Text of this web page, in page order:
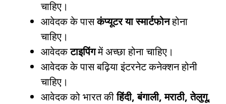
चाहिए।
आवेदक के पासकंप्यूटर या स्मार्टफोनहोना
चाहिए।
आवेदकटाइपिंगमें अच्छा होना चाहिए।
आवेदक के पास बढ़िया इंटरनेट कनेक्शन होनी
चाहिए।
आवेदक को भारत कीहिंदी, बंगाली, मराठी, तेलुगू,